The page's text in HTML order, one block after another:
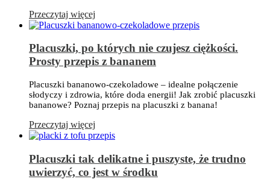
Przeczytaj więcej
Placuszki, po których nie czujesz ciężkości.
Prosty przepis z bananem
Placuszki bananowo-czekoladowe – idealne połączenie
słodyczy i zdrowia, które doda energii! Jak zrobić placuszki
bananowe? Poznaj przepis na placuszki z banana!
Przeczytaj więcej
Placuszki tak delikatne i puszyste, że trudno
uwierzyć, co jest w środku